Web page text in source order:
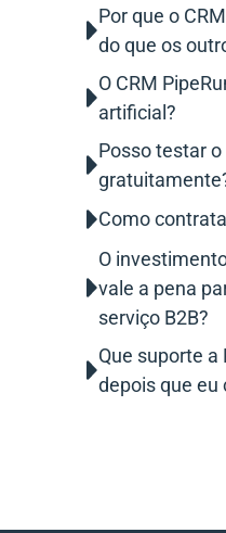
Por que o
do que os
O CRM
artificial?
Posso testar
Como
O
vale a pena
serviço B2B?
Que suporte a
depois que eu